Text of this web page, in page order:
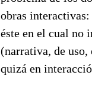
obras
éste en el cual no
(narrativa, de
quizá en